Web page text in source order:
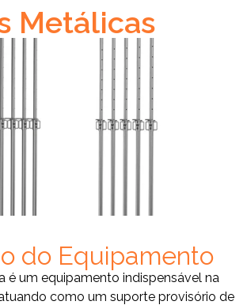
Metálicas
do Equipamento
é um equipamento indispensável na
como um suporte provisório de